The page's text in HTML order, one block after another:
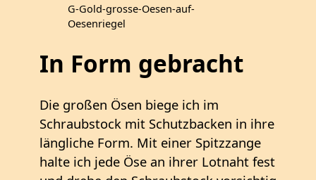
G-Gold-grosse-Oesen-auf-
Oesenriegel
In Form gebracht
Die großen Ösen biege ich im
Schraubstock mit Schutzbacken in ihre
längliche Form. Mit einer Spitzzange
halte ich jede Öse an ihrer Lotnaht fest